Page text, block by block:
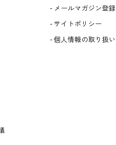
メールマガジン登録
サイトポリシー
個人情報の取り扱い